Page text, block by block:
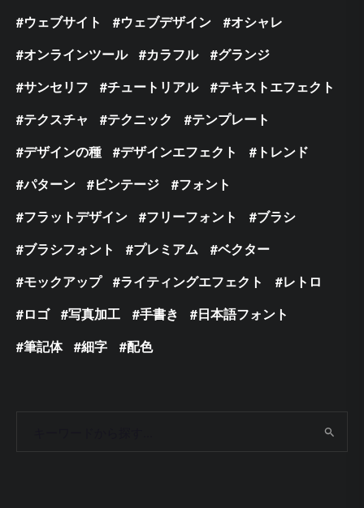
ウェブサイト
ウェブデザイン
オシャレ
オンラインツール
カラフル
グランジ
サンセリフ
チュートリアル
テキストエフェクト
テクスチャ
テクニック
テンプレート
デザインの種
デザインエフェクト
トレンド
パターン
ビンテージ
フォント
フラットデザイン
フリーフォント
ブラシ
ブラシフォント
プレミアム
ベクター
モックアップ
ライティングエフェクト
レトロ
ロゴ
写真加工 手書き
日本語フォント
筆記体
細字 配色